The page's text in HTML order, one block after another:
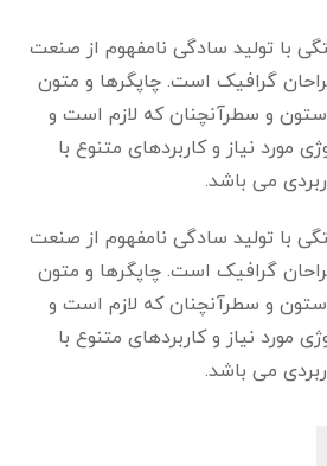
با تولید سادگی نامفهوم از صنعت
گرافیک است. چاپگرها و متون
ستون و سطرآنچنان که لازم است و
مورد نیاز و کاربردهای متنوع با
می باشد.
با تولید سادگی نامفهوم از صنعت
گرافیک است. چاپگرها و متون
ستون و سطرآنچنان که لازم است و
مورد نیاز و کاربردهای متنوع با
می باشد.